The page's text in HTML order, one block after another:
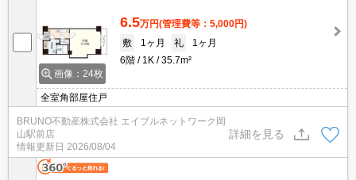
画像：24枚
6.5万円(管理費等：5,000円)
敷
1ヶ月 礼
1ヶ月
6階
1K 35.7m²
全室角部屋住戸
BRUNO不動産株式会社 エイブルネットワーク岡
山駅前店
情報更新日 2026/08/04
詳細を見る